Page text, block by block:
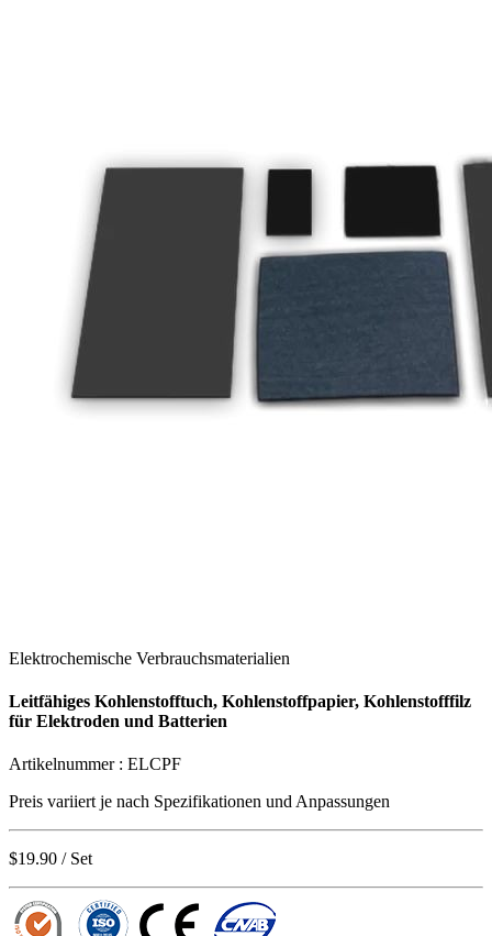
Elektrochemische Verbrauchsmaterialien
Leitfähiges Kohlenstofftuch, Kohlenstoffpapier, Kohlenstofffilz
für Elektroden und Batterien
Artikelnummer : ELCPF
Preis variiert je nach Spezifikationen und Anpassungen
$19.90 / Set